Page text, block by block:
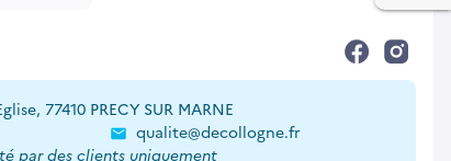
77410 PRECY SUR MARNE
qualite@decollogne.fr
par des clients uniquement